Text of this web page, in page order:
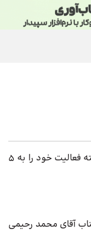
شرکت امداد یدک، یکی از توزیع‌کنندگان لوازم یدکی خودرو در استان البرز است که در چند سال گذشته فعالیت خود را به 5
آقای محمد رحیمی